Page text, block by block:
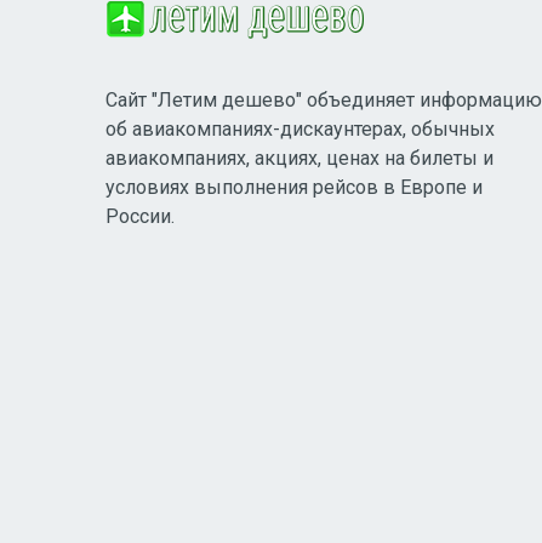
Сайт "Летим дешево" объединяет информацию
об авиакомпаниях-дискаунтерах, обычных
авиакомпаниях, акциях, ценах на билеты и
условиях выполнения рейсов в Европе и
России.